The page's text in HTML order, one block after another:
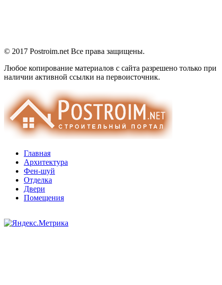
© 2017 Postroim.net Все права защищены.
Любое копирование материалов с сайта разрешено только при
наличии активной ссылки на первоисточник.
Главная
Архитектура
Фен-шуй
Отделка
Двери
Помещения